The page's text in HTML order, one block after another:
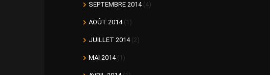
SEPTEMBRE 2014(4)
AOÛT 2014(1)
JUILLET 2014(2)
MAI 2014(1)